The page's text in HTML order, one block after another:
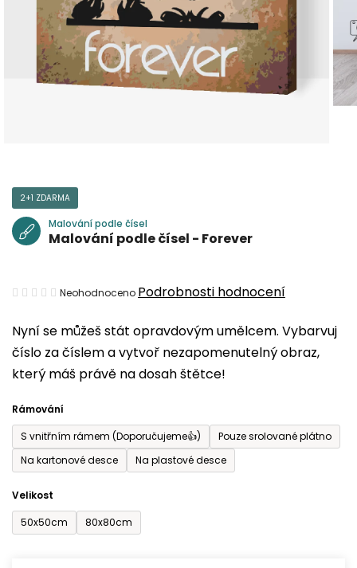
Nyní se můžeš stát opravdovým umělcem. Vybarvuj
číslo za číslem a vytvoř nezapomenutelný obraz,
který máš právě na dosah štětce!
Rámování
S vnitřním rámem (Doporučujeme👍)
Pouze srolované plátno
Na kartonové desce
Na plastové desce
Velikost
50x50cm
80x80cm
2+1 ZDARMA
Malování podle čísel
Malování podle čísel - Forever
Průměrné
produktu
je
0,0
5
hvězdiček.
Neohodnoceno Podrobnosti hodnocení